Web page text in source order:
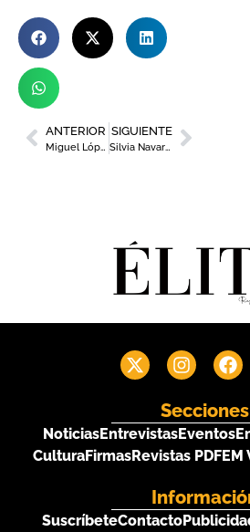
ANTERIOR
Miguel López, director general de ENAE Business School
SIGUIENTE
Silvia Navarro vende peluches de la Fundación Infantil Ronald McDonald a beneficio de la Sala Familiar de la Arrixaca
Secciones
NoticiasEntrevistasEventos
CulturaFirmasRevistas PDFEM
SuscríbeteContacto